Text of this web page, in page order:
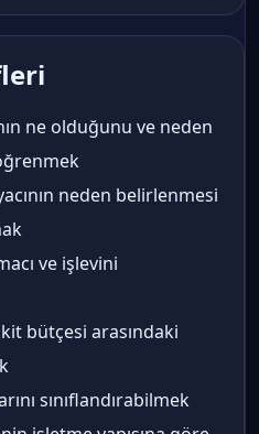
ne olduğunu ve neden
neden belirlenmesi
ve işlevini
bütçesi arasındaki
sınıflandırabilmek